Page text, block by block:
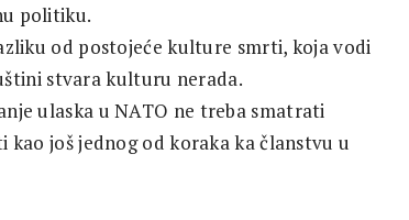
politiku.
od postojeće kulture smrti, koja vodi
stvara kulturu nerada.
ulaska u NATO ne treba smatrati
još jednog od koraka ka članstvu u